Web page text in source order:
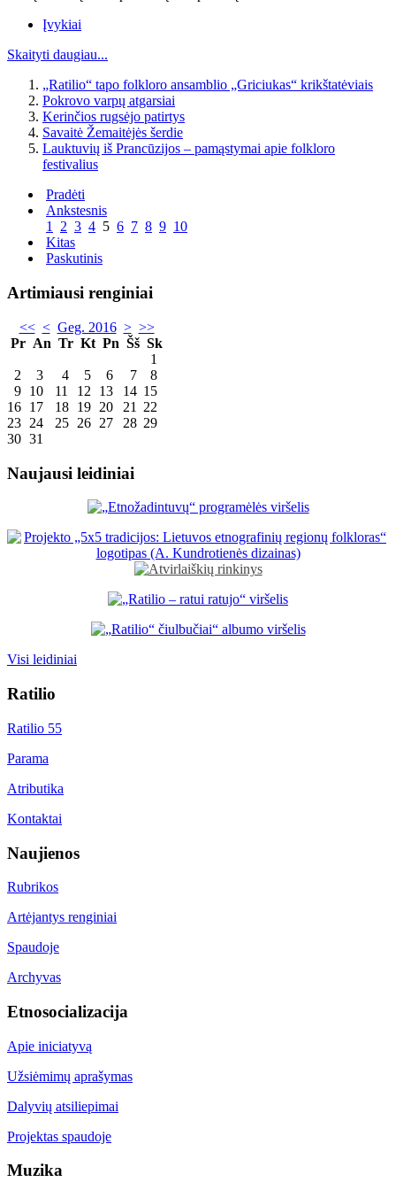
Įvykiai
Skaityti daugiau...
„Ratilio“ tapo folkloro ansamblio „Griciukas“ krikštatėviais
Pokrovo varpų atgarsiai
Kerinčios rugsėjo patirtys
Savaitė Žemaitėjės šerdie
Lauktuvių iš Prancūzijos – pamąstymai apie folkloro
festivalius
Pradėti
Ankstesnis
1 2 3 4 5 6 7 8 9 10
Kitas
Paskutinis
Artimiausi renginiai
<< < Geg. 2016 > >>
Pr An Tr Kt Pn Šš Sk
1
2
3 4 5 6 7
8
9 10 11 12 13 14 15
16 17 18 19 20 21
22
23 24 25 26 27 28 29
30 31
Naujausi leidiniai
Visi leidiniai
Ratilio
Ratilio 55
Parama
Atributika
Kontaktai
Naujienos
Rubrikos
Artėjantys renginiai
Spaudoje
Archyvas
Etnosocializacija
Apie iniciatyvą
Užsiėmimų aprašymas
Dalyvių atsiliepimai
Projektas spaudoje
Muzika